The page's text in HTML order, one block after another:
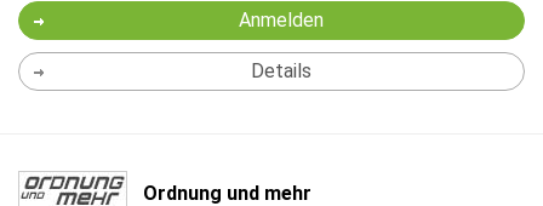
Anmelden
Details
Ordnung und mehr